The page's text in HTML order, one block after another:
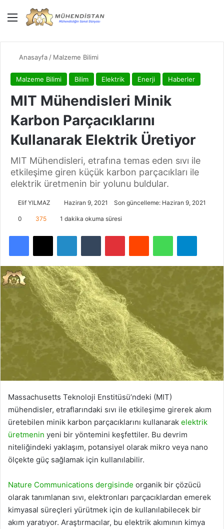
Menü
Anasayfa / Malzeme Bilimi
Malzeme Bilimi Bilim Elektrik Enerji Haberler
MIT Mühendisleri Minik
Karbon Parçacıklarını
Kullanarak Elektrik Üretiyor
MIT Mühendisleri, etrafına temas eden sıvı ile
etkileşime giren küçük karbon parçacıkları ile
elektrik üretmenin bir yolunu buldular.
Elif YILMAZ Haziran 9, 2021 Son güncelleme: Haziran 9, 2021
0 375 1 dakika okuma süresi
Facebook
X LinkedInTumblr PinterestReddit WhatsApp
Massachusetts Teknoloji Enstitüsü’ndeki (MIT)
mühendisler, etraflarındaki sıvı ile etkileşime girerek akım
üretebilen minik karbon parçacıklarını kullanarak elektrik
üretmenin yeni bir yöntemini keşfettiler. Bu devrim
niteliğindeki yaklaşım, potansiyel olarak mikro veya nano
ölçekte güç sağlamak için kullanılabilir.
Nature Communications dergisinde organik bir çözücü
olarak tanımlanan sıvı, elektronları parçacıklardan emerek
kimyasal süreçleri yürütmek için de kullanılabilecek bir
akım yaratıyor. Araştırmacılar, bu elektrik akımının kimya